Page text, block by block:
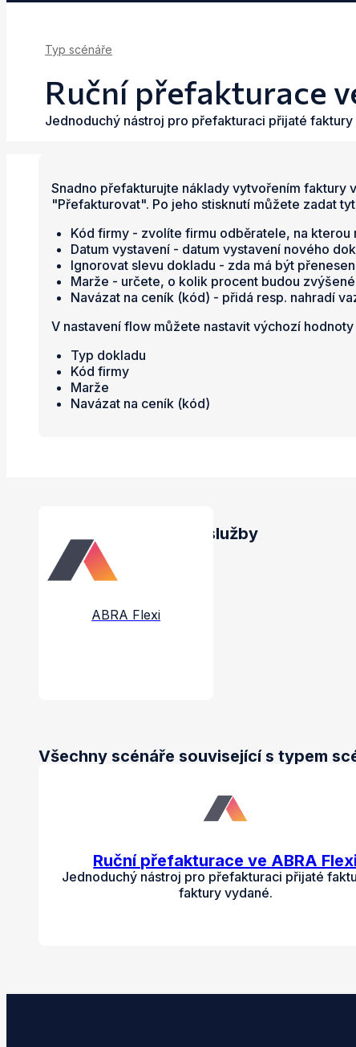
Typ scénáře
Ruční přefakturace
Jednoduchý nástroj pro přefakturaci přijaté
Snadno přefakturujte náklady vytvořením faktury
"Přefakturovat". Po jeho stisknutí můžete zadat
Kód firmy - zvolíte firmu odběratele, na
Datum vystavení - datum vystavení nového
Ignorovat slevu dokladu - zda má být
Marže - určete, o kolik procent budou
Navázat na ceník (kód) - přidá resp. nahradí
V nastavení flow můžete nastavit výchozí
Typ dokladu
Kód firmy
Marže
Navázat na ceník (kód)
Propojené aplikace a služby
ABRA Flexi
Všechny scénáře související s typem
Ruční přefakturace ve ABRA Flexi
Jednoduchý nástroj pro přefakturaci přijaté
faktury vydané.